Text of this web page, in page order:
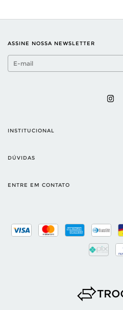
ASSINE NOSSA NEWSLETTER
INSTITUCIONAL
DÚVIDAS
ENTRE EM CONTATO